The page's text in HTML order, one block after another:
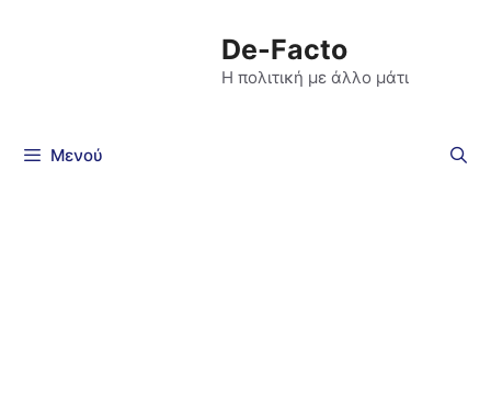
De-Facto
Η πολιτική με άλλο μάτι
Μενού